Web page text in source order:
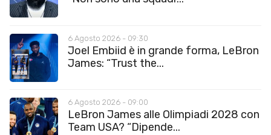
6 Agosto 2026 - 09:30
Joel Embiid è in grande forma, LeBron
James: “Trust the...
6 Agosto 2026 - 09:00
LeBron James alle Olimpiadi 2028 con
Team USA? “Dipende...